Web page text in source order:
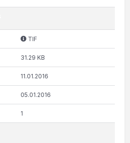
TIF
31.29 KB
11.01.2016
05.01.2016
1